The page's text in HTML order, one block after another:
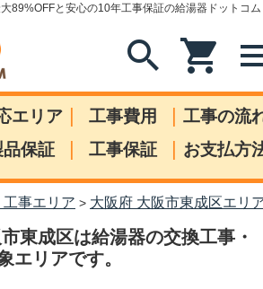
89%OFFと安心の10年工事保証の給湯器ドットコム
search shopping_cart
エリア | 工事費用 | 工事の流
品保証 | 工事保証 | お支払方
事エリア > 大阪府 大阪市東成区エリ
東成区は給湯器の交換工事・
エリアです。